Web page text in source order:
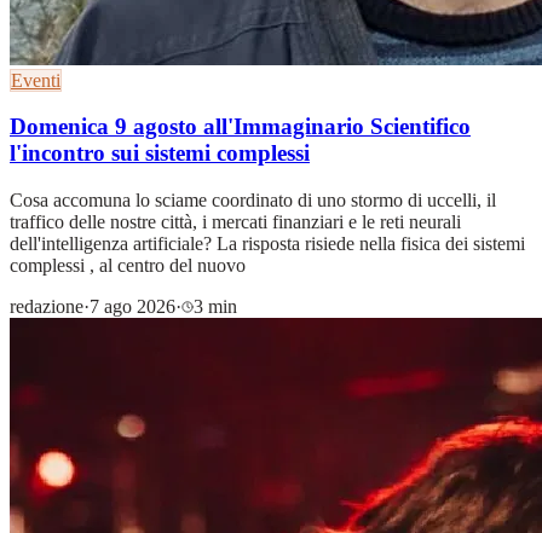
Eventi
Domenica 9 agosto all'Immaginario Scientifico
l'incontro sui sistemi complessi
Cosa accomuna lo sciame coordinato di uno stormo di uccelli, il
traffico delle nostre città, i mercati finanziari e le reti neurali
dell'intelligenza artificiale? La risposta risiede nella fisica dei sistemi
complessi , al centro del nuovo
redazione·7 ago 2026· 3 min